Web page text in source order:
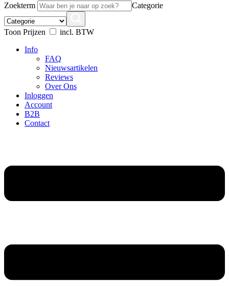
Zoekterm Categorie
Toon Prijzen
incl. BTW
Info
FAQ
Nieuwsartikelen
Reviews
Over Ons
Inloggen
Account
B2B
Contact